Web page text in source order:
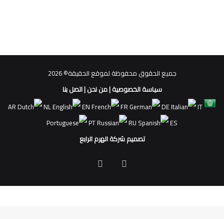
جميع الحقوق محفوظة لموقع الحقيقة© 2026
سياسة الخصوصية|من نحن|اتصل بنا
AR
NL EN FR DE
IT
PT
RU
ES
تصميم شركة الهرم الرابع
فيسبوك
الموقع